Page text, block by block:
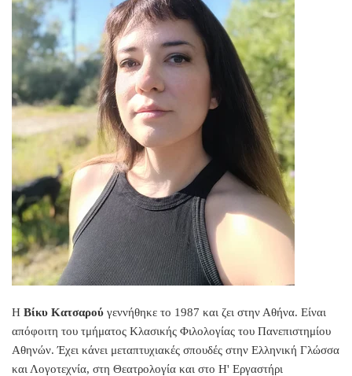
Η Βίκυ Κατσαρού γεννήθηκε το 1987 και ζει στην Αθήνα. Είναι
απόφοιτη του τμήματος Κλασικής Φιλολογίας του Πανεπιστημίου
Αθηνών. Έχει κάνει μεταπτυχιακές σπουδές στην Ελληνική Γλώσσα
και Λογοτεχνία, στη Θεατρολογία και στο Η' Εργαστήρι